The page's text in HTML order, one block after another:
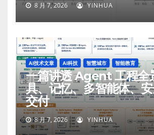
8 月 7, 2026 YINHUA
AI技术文章 AI科技 智慧城市 智能教育
一篇讲透 Agent 工程全
具、记忆、多智能体、
交付
8 月 7, 2026 YINHUA